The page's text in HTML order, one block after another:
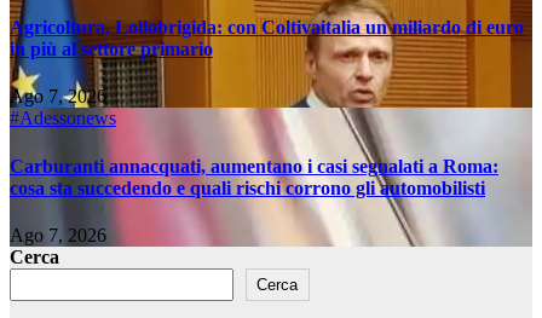
Agricoltura, Lollobrigida: con Coltivaitalia un miliardo di euro
in più al settore primario
Ago 7, 2026
#Adessonews
Carburanti annacquati, aumentano i casi segnalati a Roma:
cosa sta succedendo e quali rischi corrono gli automobilisti
Ago 7, 2026
Cerca
Cerca